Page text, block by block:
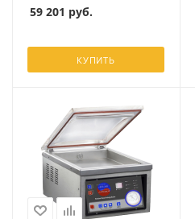
59 201 руб.
КУПИТЬ